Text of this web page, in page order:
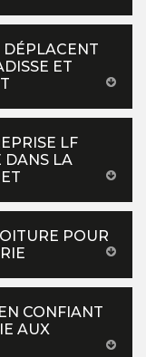
DÉPLACENT
ET
LF
DANS LA
POUR
CONFIANT
AUX